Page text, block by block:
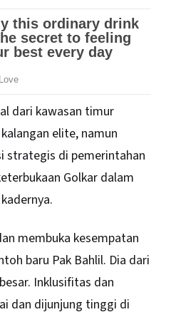
dari kawasan timur
elite, namun
strategis di pemerintahan
Golkar dalam
membuka kesempatan
baru Pak Bahlil. Dia dari
Inklusifitas dan
dan dijunjung tinggi di